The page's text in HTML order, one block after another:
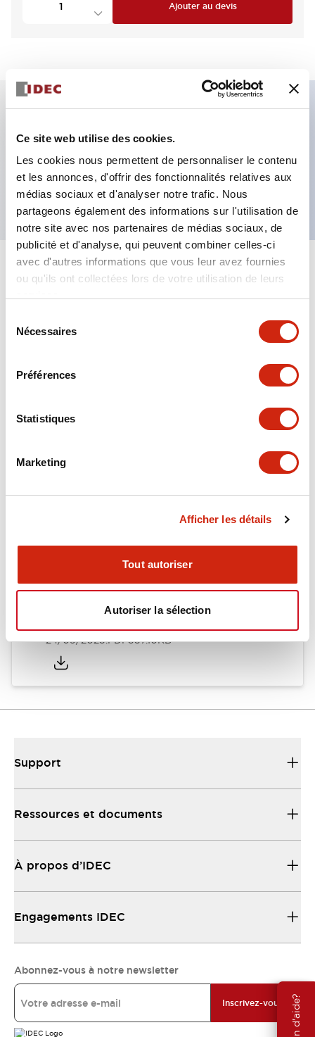
Ce site web utilise des cookies.
Les cookies nous permettent de personnaliser le contenu
et les annonces, d'offrir des fonctionnalités relatives aux
médias sociaux et d'analyser notre trafic. Nous
partageons également des informations sur l'utilisation de
notre site avec nos partenaires de médias sociaux, de
publicité et d'analyse, qui peuvent combiner celles-ci
avec d'autres informations que vous leur avez fournies
ou qu'ils ont collectées lors de votre utilisation de leurs
Nécessaires
Préférences
Statistiques
Marketing
Afficher les détails
Tout autoriser
Autoriser la sélection
Ajouter au devis
Caractéristiques clés
Délai ON DPDT 12VDC 3s/30s/3m/30m
Contact 5A
Spécifications Tout développer
Documents et fichiers
Approbations
23/06/2026.PDF2.46MB
24/09/2025.PDF357.10KB
Support
Ressources et documents
À propos d’IDEC
Engagements IDEC
Abonnez-vous à notre newsletter
Inscrivez-vous